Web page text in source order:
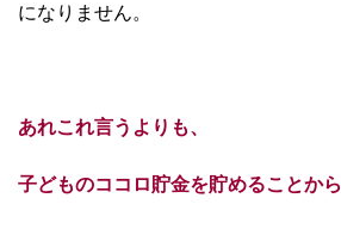
になりません。
あれこれ言うよりも、
子どものココロ貯金を貯めることから